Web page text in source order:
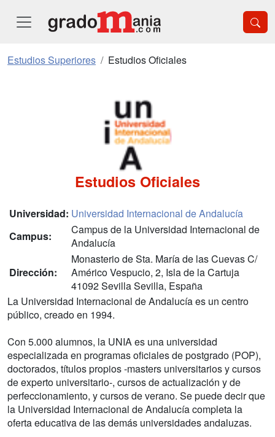
Estudios Superiores Estudios Oficiales
Estudios Oficiales
Universidad: Universidad Internacional de Andalucía
Campus:
Campus de la Universidad Internacional de
Andalucía
Dirección:
Monasterio de Sta. María de las Cuevas C/
Américo Vespucio, 2, Isla de la Cartuja
41092 Sevilla Sevilla, España
La Universidad Internacional de Andalucía es un centro
público, creado en 1994.
Con 5.000 alumnos, la UNIA es una universidad
especializada en programas oficiales de postgrado (POP),
doctorados, títulos propios -masters universitarios y cursos
de experto universitario-, cursos de actualización y de
perfeccionamiento, y cursos de verano. Se puede decir que
la Universidad Internacional de Andalucía completa la
oferta educativa de las demás universidades andaluzas.